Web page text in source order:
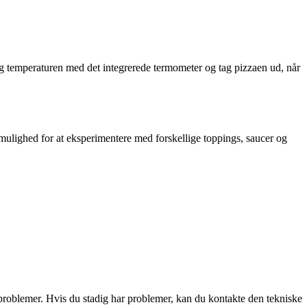
med det integrerede termometer og tag pizzaen ud, når
for at eksperimentere med forskellige toppings, saucer og
Hvis du stadig har problemer, kan du kontakte den tekniske